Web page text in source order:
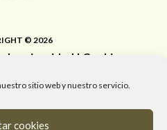
sitio web y nuestro servicio.
cookies
© 2026
de privacidad | Cookies